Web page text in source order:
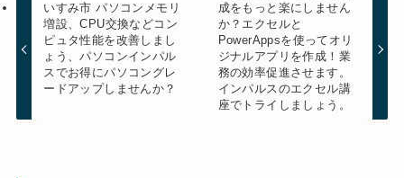
いすみ市 パソコンメモリ
増設、CPU交換などコン
ピュタ性能を改善しまし
ょう、パソコンインパル
スでお得にパソコングレ
ードアップしませんか？
成をもっと楽にしません
か？エクセルと
PowerAppsを使ってオリ
ジナルアプリを作成！業
務の効率促進させます。
インパルスのエクセル講
座でトライしましょう。